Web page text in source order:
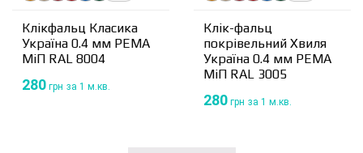
Клікфальц Класика
Україна 0.4 мм PEMA
МіП RAL 8004
280 грн за 1 м.кв.
Клік-фальц
покрівельний Хвиля
Україна 0.4 мм PEMA
МіП RAL 3005
280 грн за 1 м.кв.